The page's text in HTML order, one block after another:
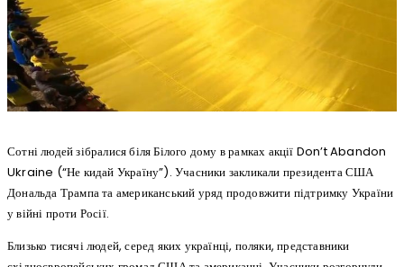
Сотні людей зібралися біля Білого дому в рамках акції Don’t Abandon
Ukraine (“Не кидай Україну”). Учасники закликали президента США
Дональда Трампа та американський уряд продовжити підтримку України
у війні проти Росії.
Близько тисячі людей, серед яких українці, поляки, представники